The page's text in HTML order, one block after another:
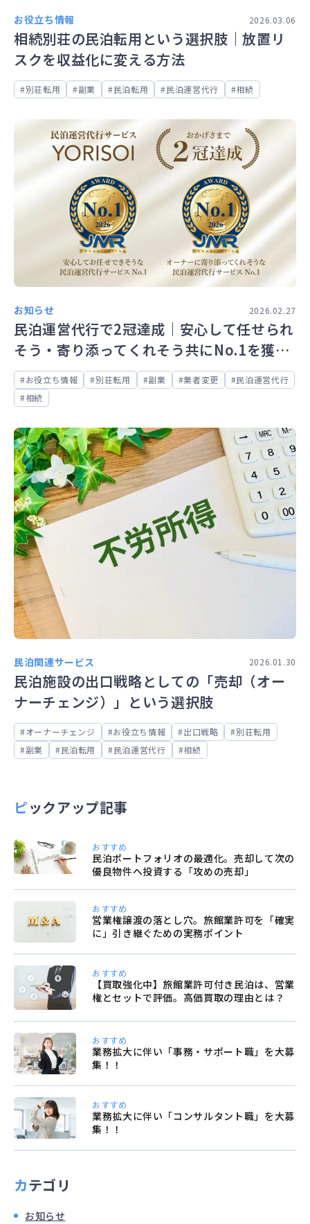
お役立ち情報 2026.03.06
相続別荘の民泊転用という選択肢｜放置リ
スクを収益化に変える方法
別荘転用 副業 民泊転用 民泊運営代行 相続
お知らせ 2026.02.27
民泊運営代行で2冠達成｜安心して任せられ
そう・寄り添ってくれそう共にNo.1を獲
得！
お役立ち情報 別荘転用 副業 業者変更
民泊運営代行
相続
民泊関連サービス 2026.01.30
民泊施設の出口戦略としての「売却（オー
ナーチェンジ）」という選択肢
オーナーチェンジ お役立ち情報 出口戦略
別荘転用
副業
民泊転用 民泊運営代行 相続
ピックアップ記事
おすすめ
民泊ポートフォリオの最適化。売却して次の
優良物件へ投資する「攻めの売却」
おすすめ
営業権譲渡の落とし穴。旅館業許可を「確実
に」引き継ぐための実務ポイント
おすすめ
【買取強化中】旅館業許可付き民泊は、営業
権とセットで評価。高価買取の理由とは？
おすすめ
業務拡大に伴い「事務・サポート職」を大募
集！！
おすすめ
業務拡大に伴い「コンサルタント職」を大募
集！！
カテゴリ
お知らせ